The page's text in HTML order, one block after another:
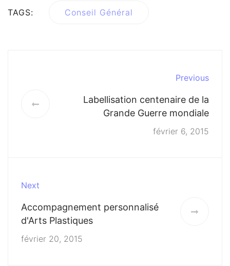
TAGS: Conseil Général
Previous
Labellisation centenaire de la
Grande Guerre mondiale
février 6, 2015
Next
Accompagnement personnalisé
d'Arts Plastiques
février 20, 2015